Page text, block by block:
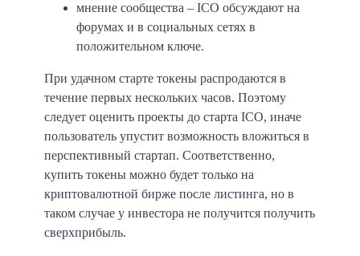
мнение сообщества – ICO обсуждают на
форумах и в социальных сетях в
положительном ключе.
При удачном старте токены распродаются в
течение первых нескольких часов. Поэтому
следует оценить проекты до старта ICO, иначе
пользователь упустит возможность вложиться в
перспективный стартап. Соответственно,
купить токены можно будет только на
криптовалютной бирже после листинга, но в
таком случае у инвестора не получится получить
сверхприбыль.